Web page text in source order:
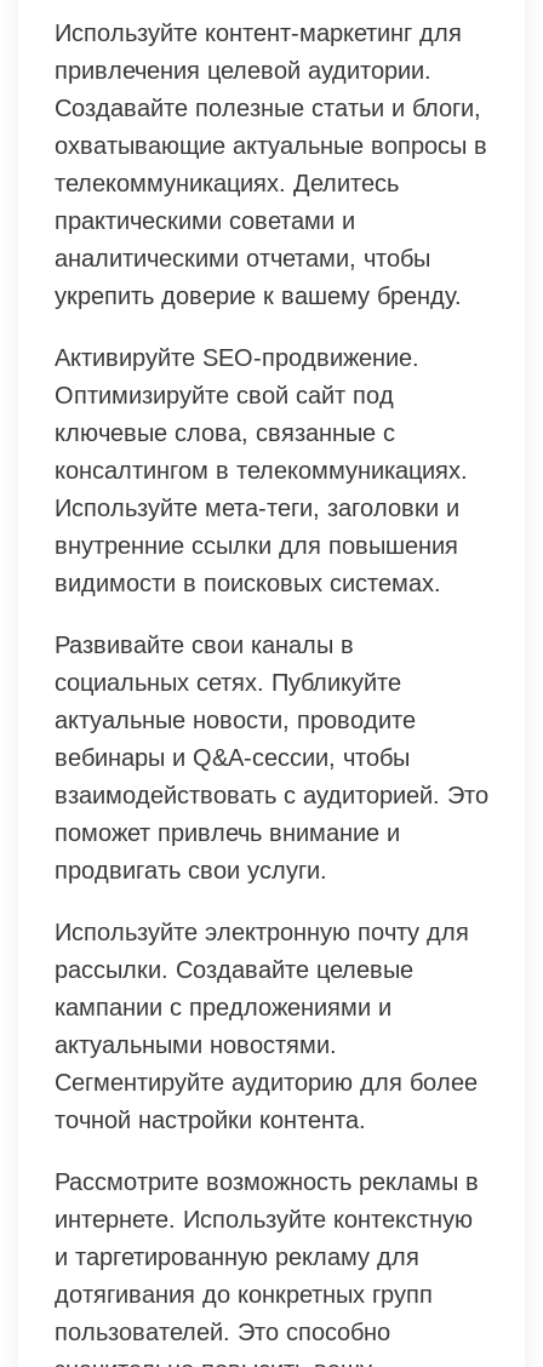
Используйте контент-маркетинг для
привлечения целевой аудитории.
Создавайте полезные статьи и блоги,
охватывающие актуальные вопросы в
телекоммуникациях. Делитесь
практическими советами и
аналитическими отчетами, чтобы
укрепить доверие к вашему бренду.
Активируйте SEO-продвижение.
Оптимизируйте свой сайт под
ключевые слова, связанные с
консалтингом в телекоммуникациях.
Используйте мета-теги, заголовки и
внутренние ссылки для повышения
видимости в поисковых системах.
Развивайте свои каналы в
социальных сетях. Публикуйте
актуальные новости, проводите
вебинары и Q&A-сессии, чтобы
взаимодействовать с аудиторией. Это
поможет привлечь внимание и
продвигать свои услуги.
Используйте электронную почту для
рассылки. Создавайте целевые
кампании с предложениями и
актуальными новостями.
Сегментируйте аудиторию для более
точной настройки контента.
Рассмотрите возможность рекламы в
интернете. Используйте контекстную
и таргетированную рекламу для
дотягивания до конкретных групп
пользователей. Это способно